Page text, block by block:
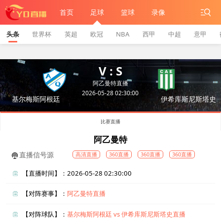
首页 足球 篮球 录像
头条 世界杯 英超 欧冠 NBA 西甲 中超 意甲
基尔梅斯阿根廷
V : S
阿乙曼特直播
2026-05-28 02:30:00
伊希库斯尼斯塔史
比赛直播
阿乙曼特
直播信号源 高清直播 360直播 360直播 360直播
【直播时间】：2026-05-28 02:30:00
【对阵赛事】：阿乙曼特直播
【对阵球队】：基尔梅斯阿根廷 vs 伊希库斯尼斯塔史直播